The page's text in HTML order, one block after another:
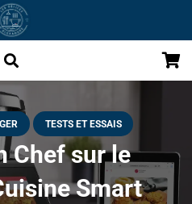
TESTS ET ESSAIS
Chef sur le
Smart